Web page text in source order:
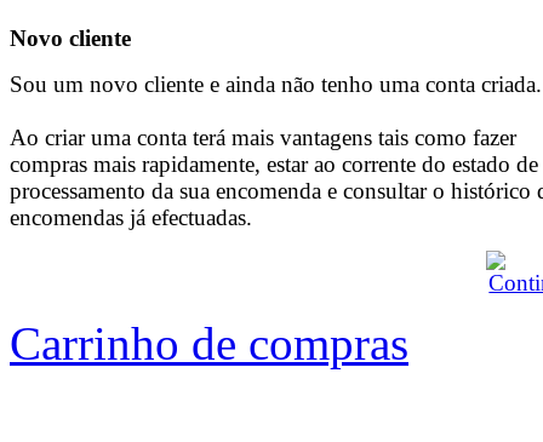
Novo cliente
Sou um novo cliente e ainda não tenho uma conta criada.
Ao criar uma conta terá mais vantagens tais como fazer
compras mais rapidamente, estar ao corrente do estado de
processamento da sua encomenda e consultar o histórico
encomendas já efectuadas.
Carrinho de compras